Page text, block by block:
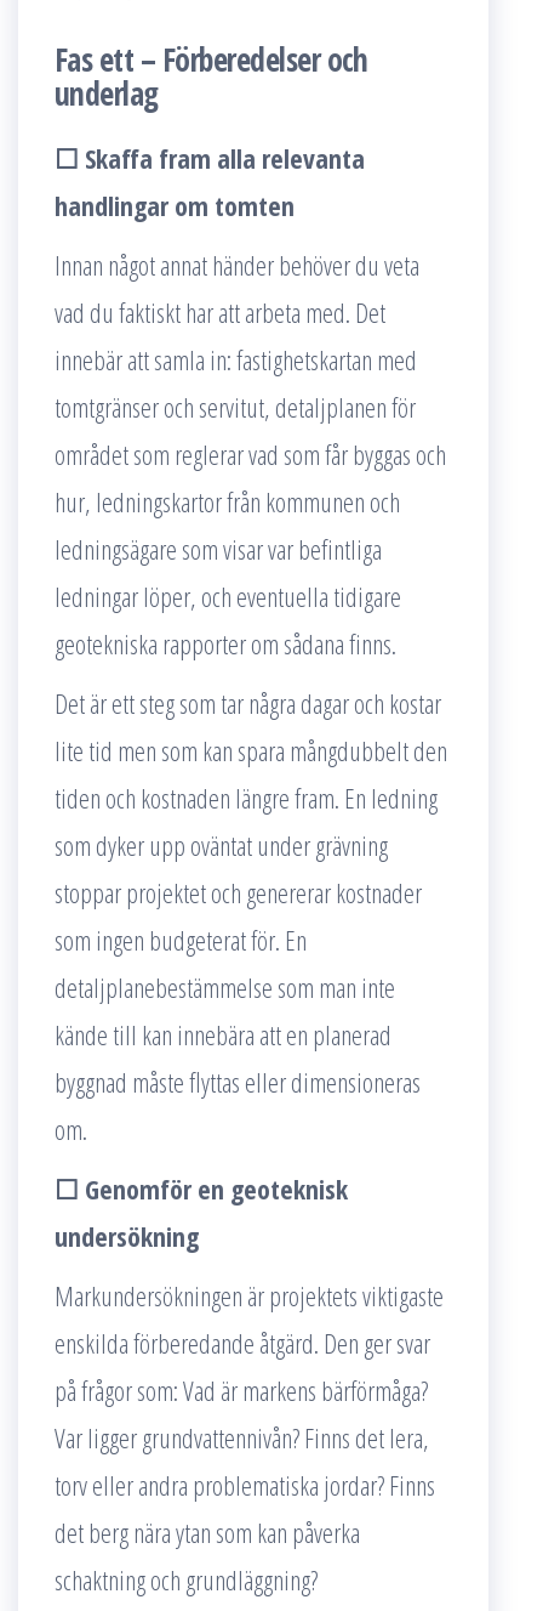
Fas ett – Förberedelser och
underlag
☐ Skaffa fram alla relevanta
handlingar om tomten
Innan något annat händer behöver du veta
vad du faktiskt har att arbeta med. Det
innebär att samla in: fastighetskartan med
tomtgränser och servitut, detaljplanen för
området som reglerar vad som får byggas och
hur, ledningskartor från kommunen och
ledningsägare som visar var befintliga
ledningar löper, och eventuella tidigare
geotekniska rapporter om sådana finns.
Det är ett steg som tar några dagar och kostar
lite tid men som kan spara mångdubbelt den
tiden och kostnaden längre fram. En ledning
som dyker upp oväntat under grävning
stoppar projektet och genererar kostnader
som ingen budgeterat för. En
detaljplanebestämmelse som man inte
kände till kan innebära att en planerad
byggnad måste flyttas eller dimensioneras
om.
☐ Genomför en geoteknisk
undersökning
Markundersökningen är projektets viktigaste
enskilda förberedande åtgärd. Den ger svar
på frågor som: Vad är markens bärförmåga?
Var ligger grundvattennivån? Finns det lera,
torv eller andra problematiska jordar? Finns
det berg nära ytan som kan påverka
schaktning och grundläggning?